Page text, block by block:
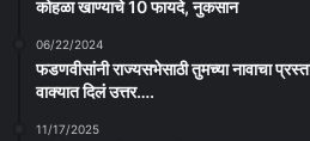
कोहळा खाण्याचे 10 फायदे, नुकसान
06/22/2024
फडणवीसांनी राज्यसभेसाठी तुमच्या नावाचा
वाक्यात दिलं उत्तर….
11/17/2025